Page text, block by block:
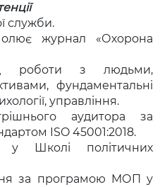
служби.
журнал «Охорона
роботи з людьми,
фундаментальні
управління.
аудитора за
ISO 45001:2018.
у Школі політичних
за програмою МОП у